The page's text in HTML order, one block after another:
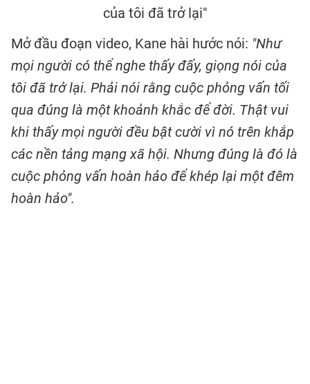
của tôi đã trở lại"
Mở đầu đoạn video, Kane hài hước nói: "Như
mọi người có thể nghe thấy đấy, giọng nói của
tôi đã trở lại. Phải nói rằng cuộc phỏng vấn tối
qua đúng là một khoảnh khắc để đời. Thật vui
khi thấy mọi người đều bật cười vì nó trên khắp
các nền tảng mạng xã hội. Nhưng đúng là đó là
cuộc phỏng vấn hoàn hảo để khép lại một đêm
hoàn hảo".